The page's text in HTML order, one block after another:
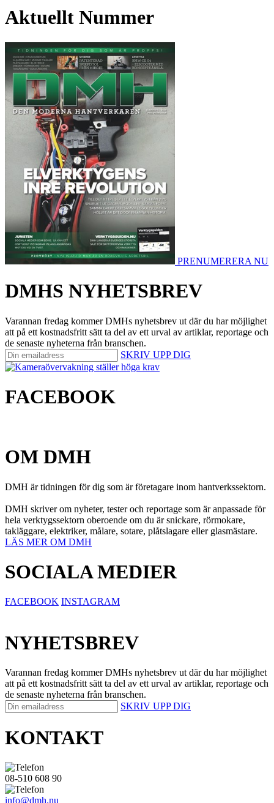
Aktuellt Nummer
PRENUMERERA NU
DMHS NYHETSBREV
Varannan fredag kommer DMHs nyhetsbrev ut där du har möjlighet
att på ett kostnadsfritt sätt ta del av ett urval av artiklar, reportage och
de senaste nyheterna från branschen.
SKRIV UPP DIG
FACEBOOK
OM DMH
DMH är tidningen för dig som är företagare inom hantverkssektorn.
DMH skriver om nyheter, tester och reportage som är anpassade för
hela verktygssektorn oberoende om du är snickare, rörmokare,
takläggare, elektriker, målare, sotare, plåtslagare eller glasmästare.
LÄS MER OM DMH
SOCIALA MEDIER
FACEBOOK INSTAGRAM
NYHETSBREV
Varannan fredag kommer DMHs nyhetsbrev ut där du har möjlighet
att på ett kostnadsfritt sätt ta del av ett urval av artiklar, reportage och
de senaste nyheterna från branschen.
SKRIV UPP DIG
KONTAKT
08-510 608 90
info@dmh.nu